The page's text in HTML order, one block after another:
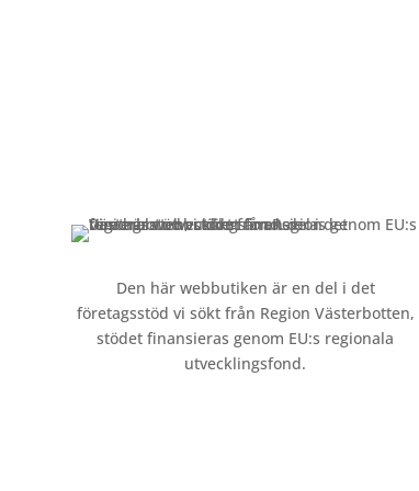
Den här webbutiken är en del i det
företagsstöd vi sökt från Region Västerbotten,
stödet finansieras genom EU:s regionala
utvecklingsfond.